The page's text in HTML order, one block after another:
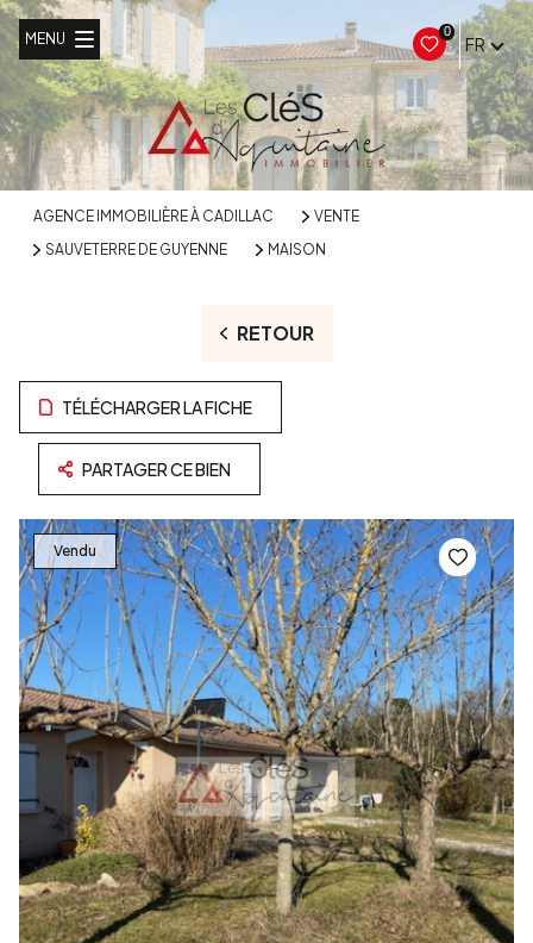
0
FR
MENU
AGENCE IMMOBILIÈRE À CADILLAC
VENTE
SAUVETERRE DE GUYENNE
MAISON
RETOUR
TÉLÉCHARGER LA FICHE
PARTAGER CE BIEN
Vendu